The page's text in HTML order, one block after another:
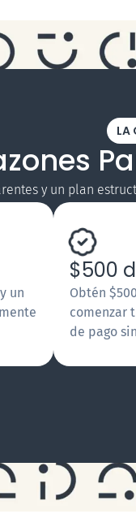
LA
y un plan
un
$500
Obtén
comenzar
de pago